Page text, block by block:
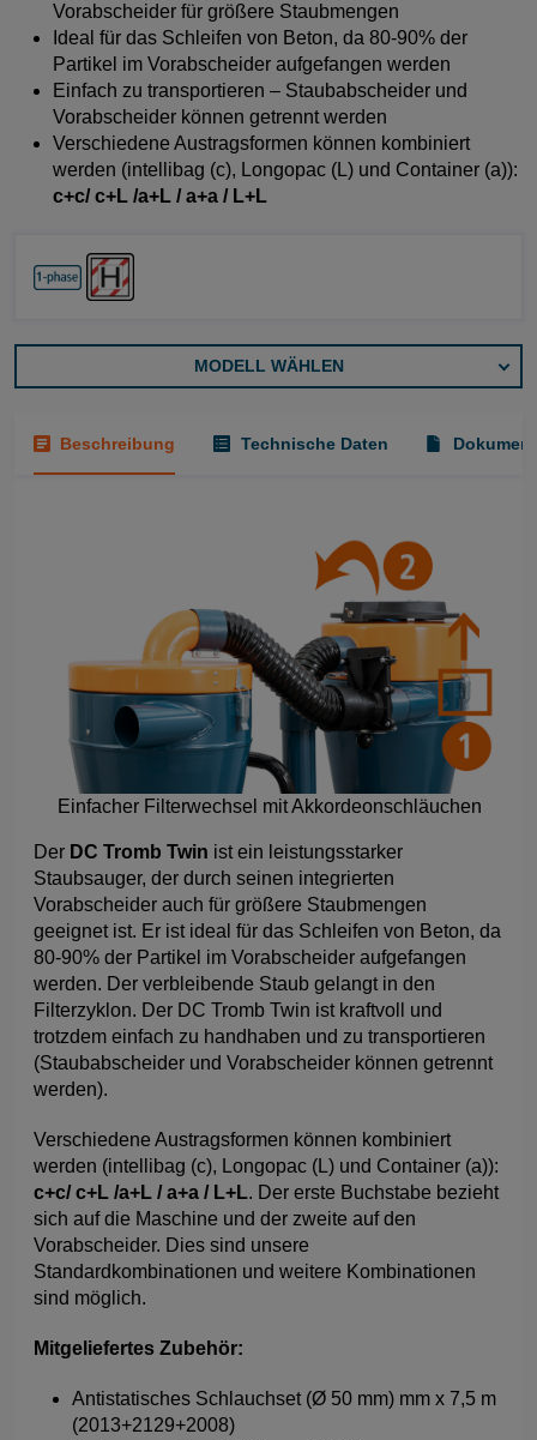
Vorabscheider für größere Staubmengen
Ideal für das Schleifen von Beton, da 80-90% der
Partikel im Vorabscheider aufgefangen werden
Einfach zu transportieren – Staubabscheider und
Vorabscheider können getrennt werden
Verschiedene Austragsformen können kombiniert
werden (intellibag (c), Longopac (L) und Container (a)):
c+c/ c+L /a+L / a+a / L+L
MODELL WÄHLEN
Beschreibung Technische Daten
Einfacher Filterwechsel mit Akkordeonschläuchen
Der DC Tromb Twin ist ein leistungsstarker
Staubsauger, der durch seinen integrierten
Vorabscheider auch für größere Staubmengen
geeignet ist. Er ist ideal für das Schleifen von Beton, da
80-90% der Partikel im Vorabscheider aufgefangen
werden. Der verbleibende Staub gelangt in den
Filterzyklon. Der DC Tromb Twin ist kraftvoll und
trotzdem einfach zu handhaben und zu transportieren
(Staubabscheider und Vorabscheider können getrennt
werden).
Verschiedene Austragsformen können kombiniert
werden (intellibag (c), Longopac (L) und Container (a)):
c+c/ c+L /a+L / a+a / L+L. Der erste Buchstabe bezieht
sich auf die Maschine und der zweite auf den
Vorabscheider. Dies sind unsere
Standardkombinationen und weitere Kombinationen
sind möglich.
Mitgeliefertes Zubehör:
Antistatisches Schlauchset (Ø 50 mm) mm x 7,5 m
(2013+2129+2008)